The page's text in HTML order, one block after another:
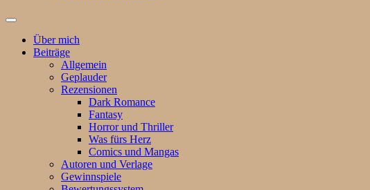
Suchfeld
ein-/ausblenden
Über mich
Beiträge
Allgemein
Geplauder
Rezensionen
Dark Romance
Fantasy
Horror und Thriller
Was fürs Herz
Comics und Mangas
Autoren und Verlage
Gewinnspiele